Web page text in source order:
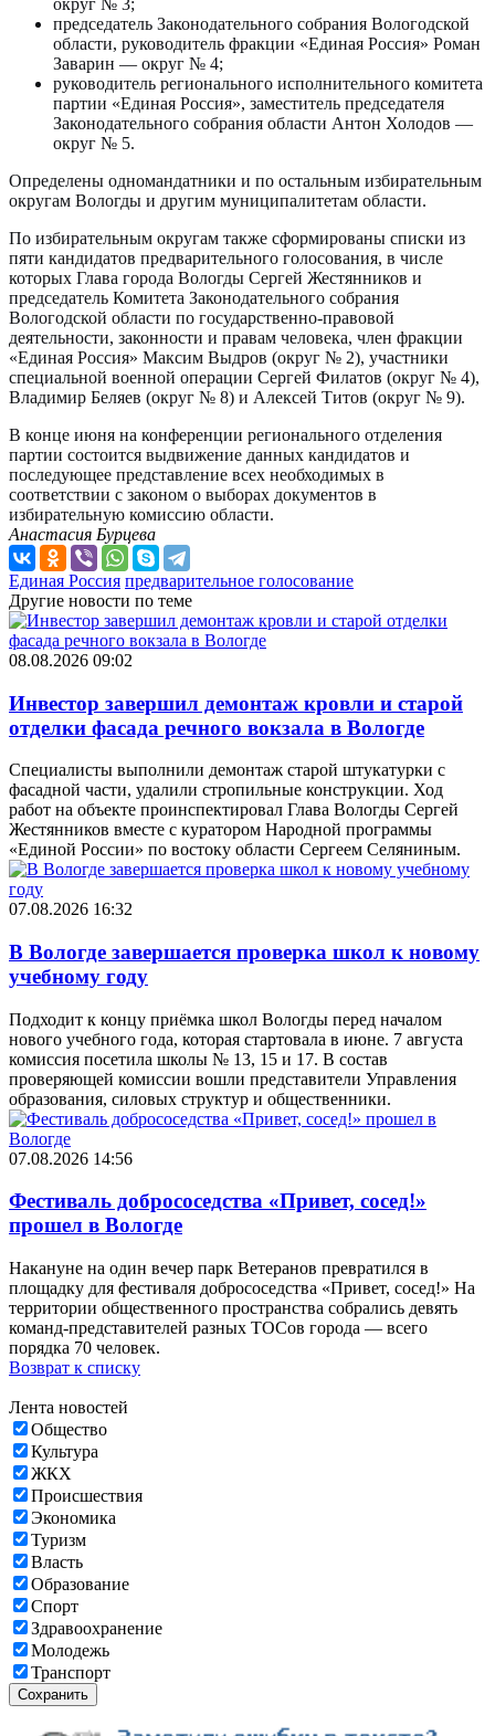
председатель Законодательного собрания Вологодской
области, руководитель фракции «Единая Россия» Роман
Заварин — округ № 4;
руководитель регионального исполнительного комитета
партии «Единая Россия», заместитель председателя
Законодательного собрания области Антон Холодов —
округ № 5.
Определены одномандатники и по остальным избирательным
округам Вологды и другим муниципалитетам области.
По избирательным округам также сформированы списки из
пяти кандидатов предварительного голосования, в числе
которых Глава города Вологды Сергей Жестянников и
председатель Комитета Законодательного собрания
Вологодской области по государственно-правовой
деятельности, законности и правам человека, член фракции
«Единая Россия» Максим Выдров (округ № 2), участники
специальной военной операции Сергей Филатов (округ № 4),
Владимир Беляев (округ № 8) и Алексей Титов (округ № 9).
В конце июня на конференции регионального отделения
партии состоится выдвижение данных кандидатов и
последующее представление всех необходимых в
соответствии с законом о выборах документов в
избирательную комиссию области.
Анастасия Бурцева
Единая Россия предварительное голосование
Другие новости по теме
08.08.2026 09:02
Инвестор завершил демонтаж кровли и старой
отделки фасада речного вокзала в Вологде
Специалисты выполнили демонтаж старой штукатурки с
фасадной части, удалили стропильные конструкции. Ход
работ на объекте проинспектировал Глава Вологды Сергей
Жестянников вместе с куратором Народной программы
«Единой России» по востоку области Сергеем Селяниным.
07.08.2026 16:32
В Вологде завершается проверка школ к новому
учебному году
Подходит к концу приёмка школ Вологды перед началом
нового учебного года, которая стартовала в июне. 7 августа
комиссия посетила школы № 13, 15 и 17. В состав
проверяющей комиссии вошли представители Управления
образования, силовых структур и общественники.
07.08.2026 14:56
Фестиваль добрососедства «Привет, сосед!»
прошел в Вологде
Накануне на один вечер парк Ветеранов превратился в
площадку для фестиваля добрососедства «Привет, сосед!» На
территории общественного пространства собрались девять
команд-представителей разных ТОСов города — всего
порядка 70 человек.
Возврат к списку
Лента новостей
Общество
Культура
ЖКХ
Происшествия
Экономика
Туризм
Власть
Образование
Спорт
Здравоохранение
Молодежь
Транспорт
Сохранить